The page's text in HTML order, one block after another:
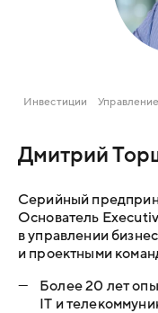
Инвестиции
Дмитрий
Серийный
Основатель
в управлении
и проектными
—
Более 20 лет
IT и